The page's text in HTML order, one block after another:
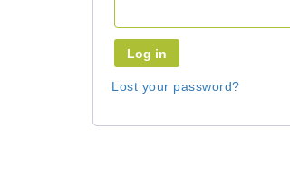
Log in
Lost your password?